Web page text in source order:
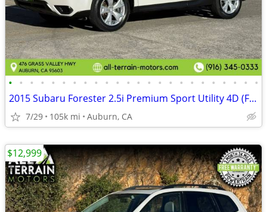
• • • • • • • • • • • • • • • • • • • • • • • •
2015 Subaru Forester 2.5i Premium Sport Utility 4D (FREE 3 MONTH WARRA
7/29 105k mi Auburn, CA
$12,999